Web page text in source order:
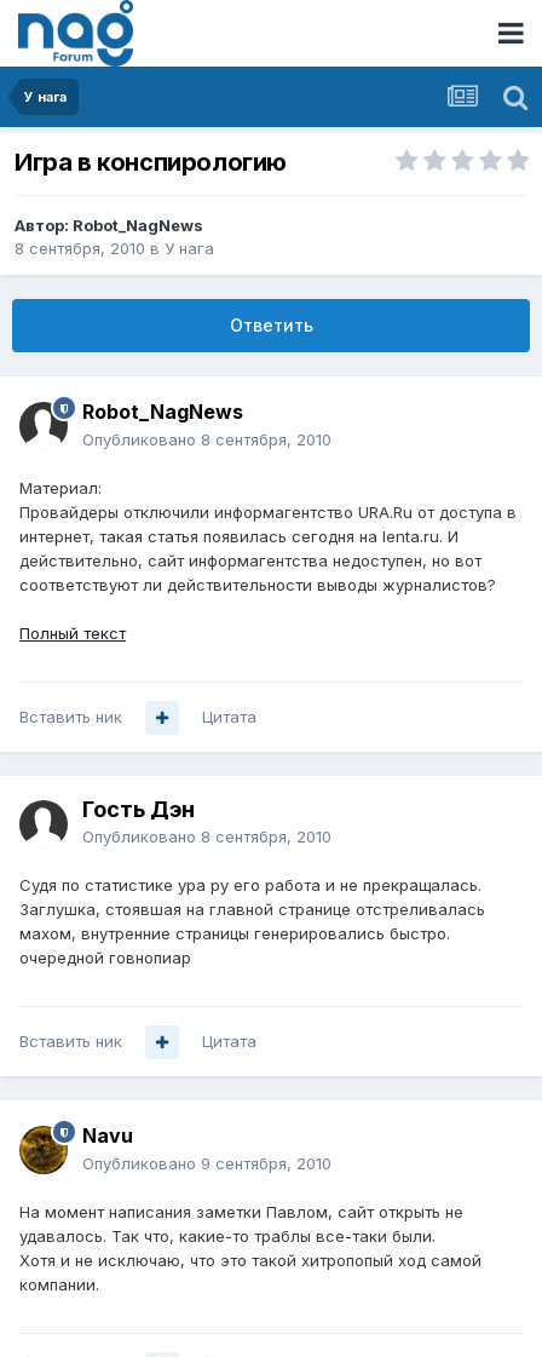
У нага
Игра в конспирологию
Автор: Robot_NagNews
8 сентября, 2010 в У нага
Ответить
Robot_NagNews
Опубликовано 8 сентября, 2010
Материал:
Провайдеры отключили информагентство URA.Ru от доступа в
интернет, такая статья появилась сегодня на lenta.ru. И
действительно, сайт информагентства недоступен, но вот
соответствуют ли действительности выводы журналистов?
Полный текст
Вставить ник Цитата
Гость Дэн
Опубликовано 8 сентября, 2010
Судя по статистике ура ру его работа и не прекращалась.
Заглушка, стоявшая на главной странице отстреливалась
махом, внутренние страницы генерировались быстро.
очередной говнопиар
Вставить ник Цитата
Navu
Опубликовано 9 сентября, 2010
На момент написания заметки Павлом, сайт открыть не
удавалось. Так что, какие-то траблы все-таки были.
Хотя и не исключаю, что это такой хитропопый ход самой
компании.